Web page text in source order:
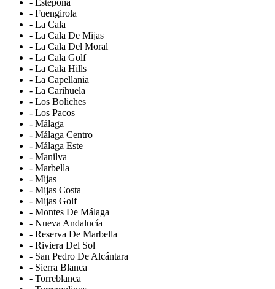
- Estepona
- Fuengirola
- La Cala
- La Cala De Mijas
- La Cala Del Moral
- La Cala Golf
- La Cala Hills
- La Capellania
- La Carihuela
- Los Boliches
- Los Pacos
- Málaga
- Málaga Centro
- Málaga Este
- Manilva
- Marbella
- Mijas
- Mijas Costa
- Mijas Golf
- Montes De Málaga
- Nueva Andalucía
- Reserva De Marbella
- Riviera Del Sol
- San Pedro De Alcántara
- Sierra Blanca
- Torreblanca